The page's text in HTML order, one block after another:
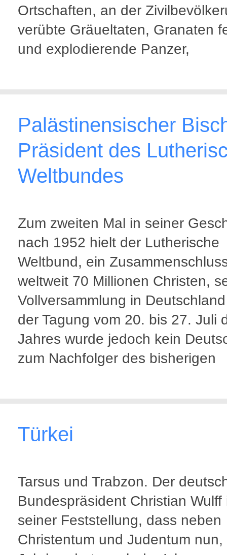
Ortschaften, an der
verübte Gräueltaten, Granaten
und explodierende Panzer,
Palästinensischer
Präsident des
Weltbundes
Zum zweiten Mal in seiner
nach 1952 hielt der Lutherische
Weltbund, ein
weltweit 70 Millionen Christen,
Vollversammlung in
der Tagung vom 20. bis 27. Juli
Jahres wurde jedoch kein
zum Nachfolger des bisherigen
Türkei
Tarsus und Trabzon. Der
Bundespräsident Christian Wulff
seiner Feststellung, dass neben
Christentum und Judentum nun,